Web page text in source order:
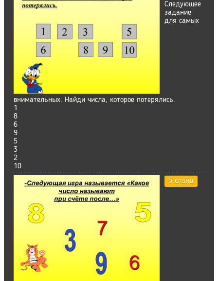
Следующее
задание
для самых
внимательных. Найди числа, которое потерялись.
1
8
6
9
5
3
2
10
6 слайд